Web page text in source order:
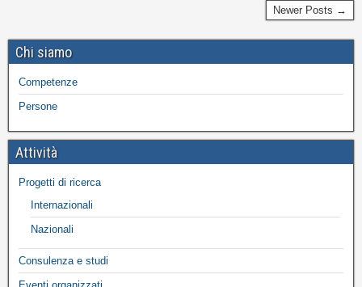
Newer Posts →
Chi siamo
Competenze
Persone
Attività
Progetti di ricerca
Internazionali
Nazionali
Consulenza e studi